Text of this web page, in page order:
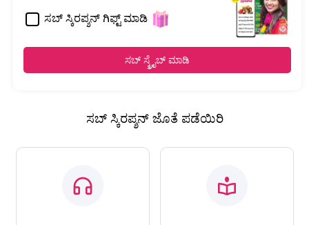
ಸಬ್ ಸ್ಕಿರಪ್ಶನ್ ಗಿಫ್ಟ್ ಮಾಡಿ
ಸಬ್ ಸ್ಕ್ರೈಬ್ ಮಾಡಿ
ಸಬ್ ಸ್ಕಿರಪ್ಶನ್ ಜೊತೆ ಪಡೆಯಿರಿ